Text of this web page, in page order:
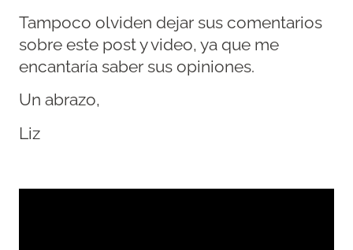
Tampoco olviden dejar sus comentarios
sobre este post y video, ya que me
encantaría saber sus opiniones.
Un abrazo,
Liz